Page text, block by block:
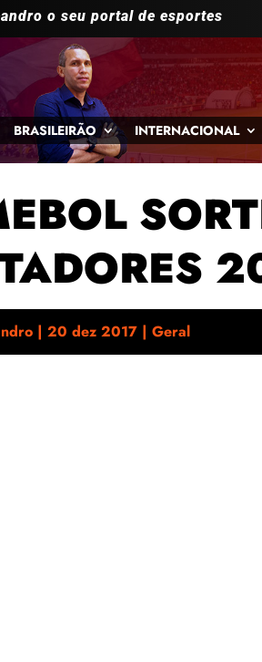
o seu portal de esportes
BRASILEIRÃO INTERNACIONAL
| 20 dez 2017 | Geral